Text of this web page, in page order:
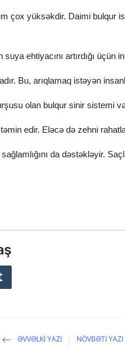
çox yüksəkdir. Daimi bulqur
suya ehtiyacını artırdığı
Bu, arıqlamaq istəyən
olan bulqur sinir sistemi
edir. Eləcə də zehni
da dəstəkləyir.
ƏVVƏLKI YAZI NÖVBƏTI YAZI